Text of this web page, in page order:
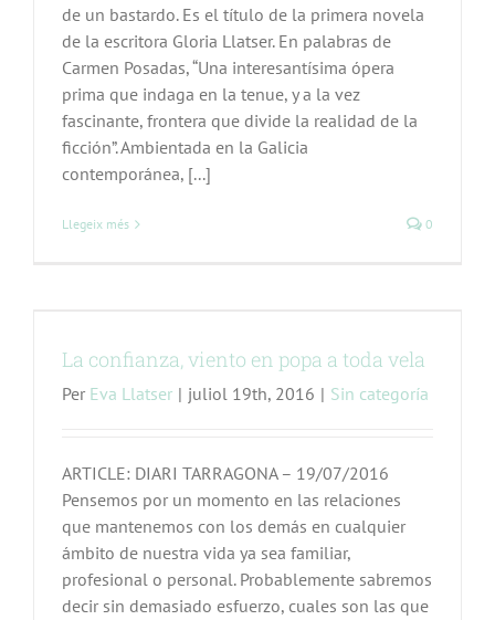
de un bastardo. Es el título de la primera novela
de la escritora Gloria Llatser. En palabras de
Carmen Posadas, “Una interesantísima ópera
prima que indaga en la tenue, y a la vez
fascinante, frontera que divide la realidad de la
ficción”. Ambientada en la Galicia
contemporánea, [...]
Llegeix més 0
La confianza, viento en popa a toda vela
Per Eva Llatser | juliol 19th, 2016 | Sin categoría
ARTICLE: DIARI TARRAGONA – 19/07/2016
Pensemos por un momento en las relaciones
que mantenemos con los demás en cualquier
ámbito de nuestra vida ya sea familiar,
profesional o personal. Probablemente sabremos
decir sin demasiado esfuerzo, cuales son las que